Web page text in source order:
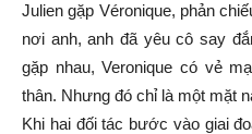
Julien gặp Véronique, phản
nơi anh, anh đã yêu cô say
gặp nhau, Veronique có vẻ
thân. Nhưng đó chỉ là một mặt
Khi hai đối tác bước vào giai